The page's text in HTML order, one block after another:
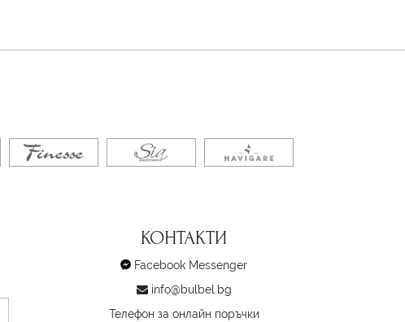
КОНТАКТИ
Facebook Messenger
info@bulbel.bg
Телефон за онлайн поръчки